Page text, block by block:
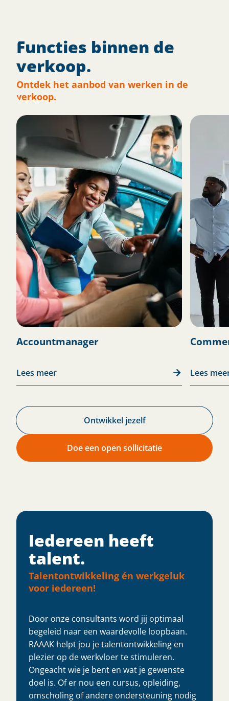
Functies binnen de
verkoop.
Ontdek het aanbod van werken in de
verkoop.
Accountmanager
Lees meer Lees
Ontwikkel jezelf
Doe een open sollicitatie
Iedereen heeft
talent.​
Talentontwikkeling én werkgeluk
voor iedereen!
Door onze consultants word jij optimaal
begeleid naar een waardevolle loopbaan.
RAAAK helpt jou je talentontwikkeling en
plezier op de werkvloer te stimuleren.
Ongeacht wie je bent en wat je gewenste
doel is. Of er nou een cursus, opleiding,
omscholing of andere ondersteuning nodig